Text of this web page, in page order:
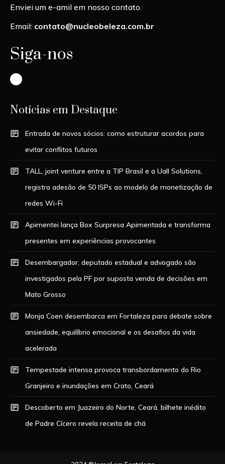
Enviei um e-amil em nosso contato.
Email: contato@nucleobeleza.com.br
Siga-nos
Instagram
Notícias em Destaque
Entrada de novos sócios: como estruturar acordos para
evitar conflitos futuros
TALL, joint venture entre a TIP Brasil e a Uall Solutions,
registra adesão de 50 ISPs ao modelo de monetização de
redes Wi-Fi
Apimentei lança Box Surpresa Apimentada e transforma
presentes em experiências provocantes
Desembargador, deputado estadual e advogado são
investigados pela PF por suposta venda de decisões em
Mato Grosso
Monja Coen desembarca em Fortaleza para debate sobre
ansiedade, equilíbrio emocional e os desafios da vida
acelerada
Tempestade intensa provoca transbordamento do Rio
Granjeiro e inundações em Crato, Ceará
Descoberto em Juazeiro do Norte, Ceará, bilhete inédito
de Padre Cícero revela receita de chá